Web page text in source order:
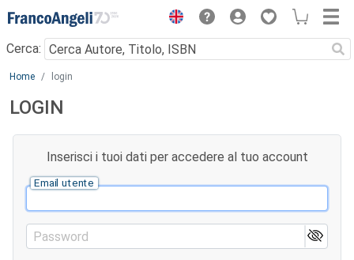
Menu
Cerca:
Main content
Home login
LOGIN
Inserisci i tuoi dati per accedere al tuo account
Email utente
Password